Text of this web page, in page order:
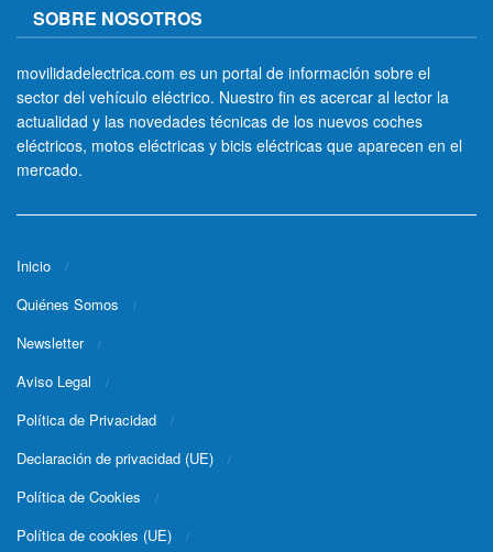
SOBRE NOSOTROS
movilidadelectrica.com es un portal de información sobre el
sector del vehículo eléctrico. Nuestro fin es acercar al lector la
actualidad y las novedades técnicas de los nuevos coches
eléctricos, motos eléctricas y bicis eléctricas que aparecen en el
mercado.
Inicio
Quiénes Somos
Newsletter
Aviso Legal
Política de Privacidad
Declaración de privacidad (UE)
Política de Cookies
Política de cookies (UE)